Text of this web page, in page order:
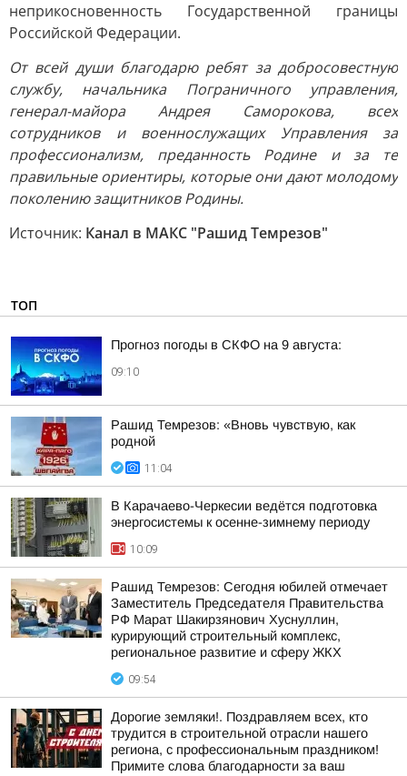
неприкосновенность Государственной границы
Российской Федерации.
От всей души благодарю ребят за добросовестную
службу, начальника Пограничного управления,
генерал-майора Андрея Саморокова, всех
сотрудников и военнослужащих Управления за
профессионализм, преданность Родине и за те
правильные ориентиры, которые они дают молодому
поколению защитников Родины.
Источник: Канал в МАКС "Рашид Темрезов"
ТОП
Прогноз погоды в СКФО на 9 августа:
09:10
Рашид Темрезов: «Вновь чувствую, как
родной
11:04
В Карачаево-Черкесии ведётся подготовка
энергосистемы к осенне-зимнему периоду
10:09
Рашид Темрезов: Сегодня юбилей отмечает
Заместитель Председателя Правительства
РФ Марат Шакирзянович Хуснуллин,
курирующий строительный комплекс,
региональное развитие и сферу ЖКХ
09:54
Дорогие земляки!. Поздравляем всех, кто
трудится в строительной отрасли нашего
региона, с профессиональным праздником!
Примите слова благодарности за ваш